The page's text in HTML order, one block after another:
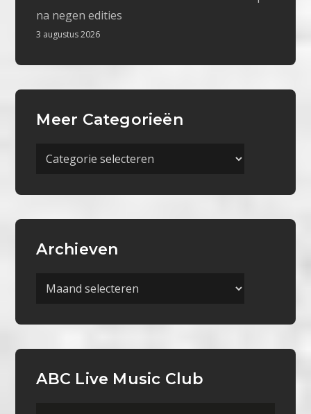
na negen edities
3 augustus 2026
Meer Categorieën
Meer
Archieven
Archieven
ABC Live Music Club